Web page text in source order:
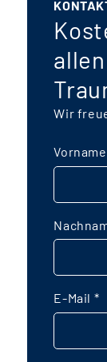
Wir
Vorname
E-Mail *